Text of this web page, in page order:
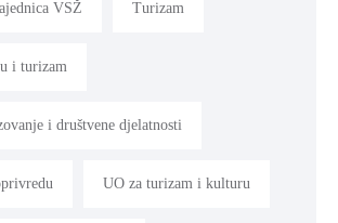
VSŽ Turizam
i turizam
i društvene djelatnosti
UO za turizam i kulturu